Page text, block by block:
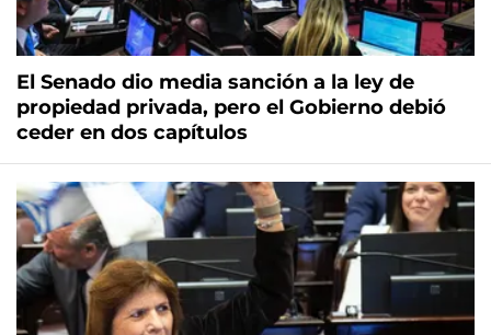
El Senado dio media sanción a la ley de
propiedad privada, pero el Gobierno debió
ceder en dos capítulos